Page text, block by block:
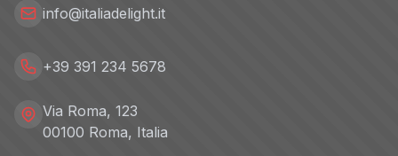
info@italiadelight.it
+39 391 234 5678
Via Roma, 123
00100 Roma, Italia